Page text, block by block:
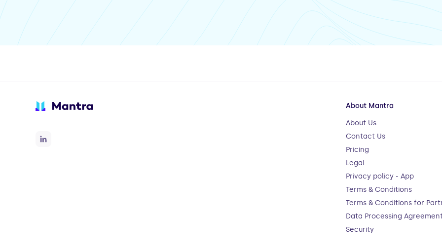
About Mantra
About Us
Contact Us
Pricing
Legal
Privacy policy - App
Terms & Conditions
Terms & Conditions for
Data Processing
Security